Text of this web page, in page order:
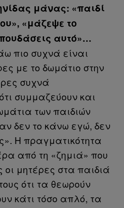
μάνας: «παιδί
«μάζεψε το
αυτό»…
πιο συχνά είναι
με το δωμάτιο στην
συχνά
συμμαζεύουν και
των παιδιών
δεν το κάνω εγώ, δεν
Η πραγματικότητα
από τη «ζημιά» που
μητέρες στα παιδιά
ότι τα θεωρούν
κάτι τόσο απλό, τα